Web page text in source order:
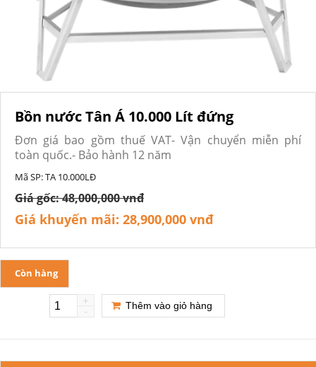
Bồn nước Tân Á 10.000 Lít đứng
Đơn giá bao gồm thuế VAT- Vận chuyển miễn phí
toàn quốc.- Bảo hành 12 năm
Mã SP:TA 10.000LĐ
Giá gốc:48,000,000 vnđ
Giá khuyến mãi: 28,900,000 vnđ
Còn hàng
-
+ Thêm vào giỏ hàng